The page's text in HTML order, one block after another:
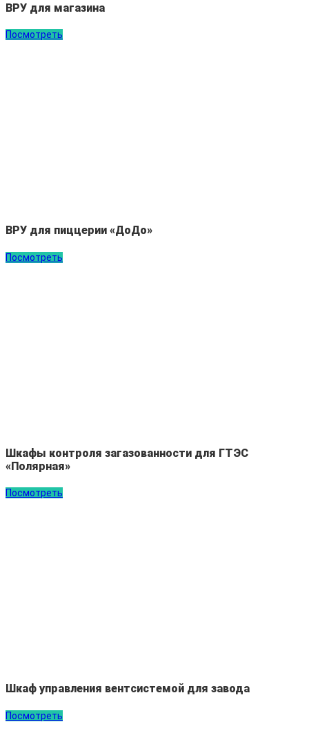
ВРУ для магазина
Посмотреть
ВРУ для пиццерии «ДоДо»
Посмотреть
Шкафы контроля загазованности для ГТЭС
«Полярная»
Посмотреть
Шкаф управления вентсистемой для завода
Посмотреть